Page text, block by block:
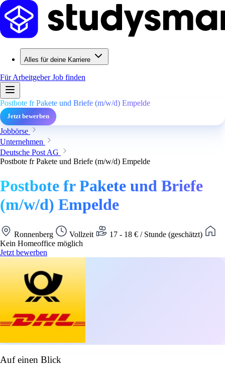
Alles für deine Karriere
Für ArbeitgeberJob finden
Postbote fr Pakete und Briefe (m/w/d) Empelde
Jetzt bewerben
Jobbörse
Unternehmen
Deutsche Post AG
Postbote fr Pakete und Briefe (m/w/d) Empelde
Postbote fr Pakete und Briefe
(m/w/d) Empelde
Ronnenberg Vollzeit
17 - 18 € / Stunde (geschätzt)
Kein Homeoffice möglich
Jetzt bewerben
Auf einen Blick